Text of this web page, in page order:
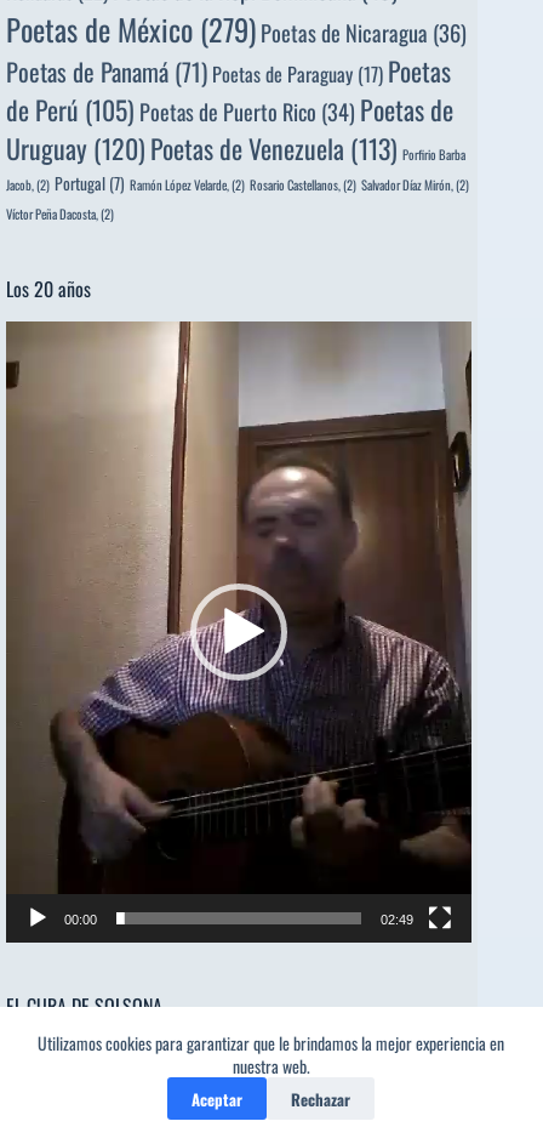
Utilizamos cookies para garantizar que le brindamos la mejor experiencia en
nuestra web.
Aceptar Rechazar
Poetas de México(279)Poetas de Nicaragua (36)
Poetas de Panamá (71) Poetas de Paraguay (17) Poetas
de Perú (105) Poetas de Puerto Rico (34) Poetas de
Uruguay(120)Poetas de Venezuela (113) Porfirio Barba
Jacob, (2) Portugal (7) Ramón López Velarde, (2) Rosario Castellanos, (2) Salvador Díaz Mirón, (2)
Víctor Peña Dacosta, (2)
Los 20 años
de
vídeo
00:00 02:49
EL CURA DE SOLSONA
Reproductor